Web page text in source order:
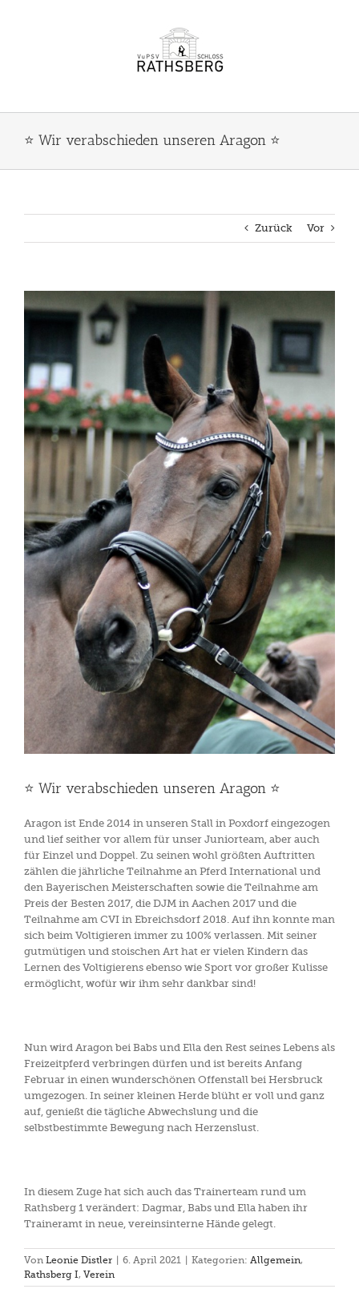
⭐️ Wir verabschieden unseren Aragon ⭐️
Zurück Vor
grösseres
⭐️ Wir verabschieden unseren Aragon ⭐️
Aragon ist Ende 2014 in unseren Stall in Poxdorf eingezogen
und lief seither vor allem für unser Juniorteam, aber auch
für Einzel und Doppel. Zu seinen wohl größten Auftritten
zählen die jährliche Teilnahme an Pferd International und
den Bayerischen Meisterschaften sowie die Teilnahme am
Preis der Besten 2017, die DJM in Aachen 2017 und die
Teilnahme am CVI in Ebreichsdorf 2018. Auf ihn konnte man
sich beim Voltigieren immer zu 100% verlassen. Mit seiner
gutmütigen und stoischen Art hat er vielen Kindern das
Lernen des Voltigierens ebenso wie Sport vor großer Kulisse
ermöglicht, wofür wir ihm sehr dankbar sind!
Nun wird Aragon bei Babs und Ella den Rest seines Lebens als
Freizeitpferd verbringen dürfen und ist bereits Anfang
Februar in einen wunderschönen Offenstall bei Hersbruck
umgezogen. In seiner kleinen Herde blüht er voll und ganz
auf, genießt die tägliche Abwechslung und die
selbstbestimmte Bewegung nach Herzenslust.
In diesem Zuge hat sich auch das Trainerteam rund um
Rathsberg 1 verändert: Dagmar, Babs und Ella haben ihr
Traineramt in neue, vereinsinterne Hände gelegt.
Von Leonie Distler 6. April 2021 Kategorien: Allgemein,
Rathsberg I, Verein